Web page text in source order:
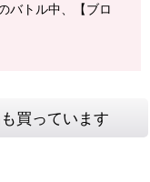
バトル中、【ブロ
買っています